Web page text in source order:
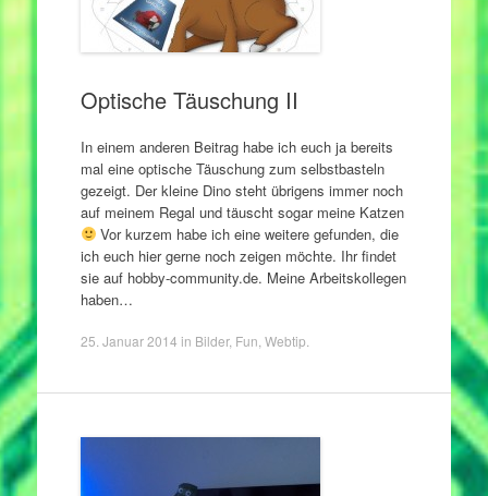
Optische Täuschung II
In einem anderen Beitrag habe ich euch ja bereits
mal eine optische Täuschung zum selbstbasteln
gezeigt. Der kleine Dino steht übrigens immer noch
auf meinem Regal und täuscht sogar meine Katzen
Vor kurzem habe ich eine weitere gefunden, die
ich euch hier gerne noch zeigen möchte. Ihr findet
sie auf hobby-community.de. Meine Arbeitskollegen
haben…
25. Januar 2014 in Bilder, Fun Webtip